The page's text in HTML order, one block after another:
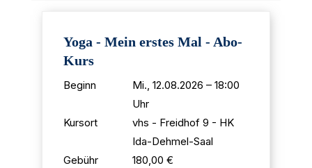
Yoga - Mein erstes Mal - Abo-
Kurs
Beginn
Mi., 12.08.2026 – 18:00
Uhr
Kursort
vhs - Freidhof 9 - HK
Ida-Dehmel-Saal
Gebühr
180,00 €